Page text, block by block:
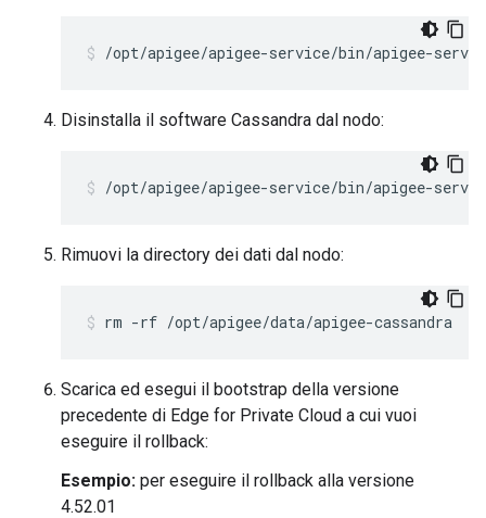
/opt/apigee/apigee-service/bin/apigee-
Disinstalla il software Cassandra dal nodo:
/opt/apigee/apigee-service/bin/apigee-
Rimuovi la directory dei dati dal nodo:
rm -rf /opt/apigee/data/apigee-cassandra
Scarica ed esegui il bootstrap della versione
precedente di Edge for Private Cloud a cui vuoi
eseguire il rollback:
Esempio: per eseguire il rollback alla versione
4.52.01